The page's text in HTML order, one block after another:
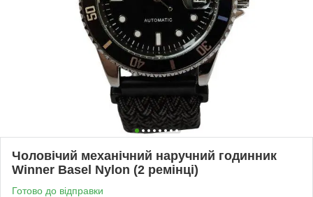
Чоловічий механічний наручний годинник
Winner Basel Nylon (2 ремінці)
Готово до відправки